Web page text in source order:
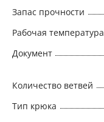
Запас прочности
Рабочая температура
Документ
Количество ветвей
Тип крюка